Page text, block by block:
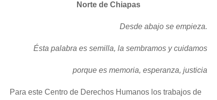
Norte de Chiapas
Desde abajo se empieza.
Ésta palabra es semilla, la sembramos y cuidamos
porque es memoria, esperanza, justicia
Para este Centro de Derechos Humanos los trabajos de